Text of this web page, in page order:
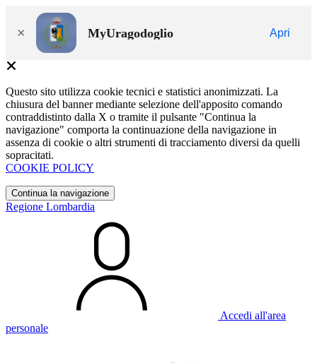
× MyUragodoglio Apri
Questo sito utilizza cookie tecnici e statistici anonimizzati. La
chiusura del banner mediante selezione dell'apposito comando
contraddistinto dalla X o tramite il pulsante "Continua la
navigazione" comporta la continuazione della navigazione in
assenza di cookie o altri strumenti di tracciamento diversi da quelli
sopracitati.
COOKIE POLICY
Continua la navigazione
Regione Lombardia
Accedi all'area
personale